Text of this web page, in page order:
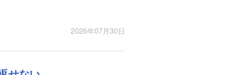
2026年07月30日